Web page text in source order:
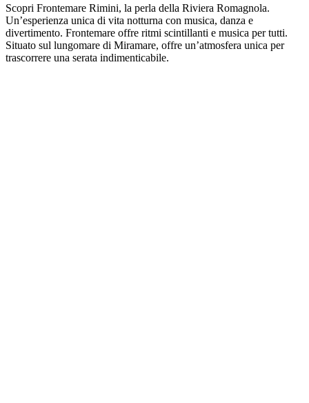
Scopri Frontemare Rimini, la perla della Riviera Romagnola.
Un’esperienza unica di vita notturna con musica, danza e
divertimento. Frontemare offre ritmi scintillanti e musica per tutti.
Situato sul lungomare di Miramare, offre un’atmosfera unica per
trascorrere una serata indimenticabile.